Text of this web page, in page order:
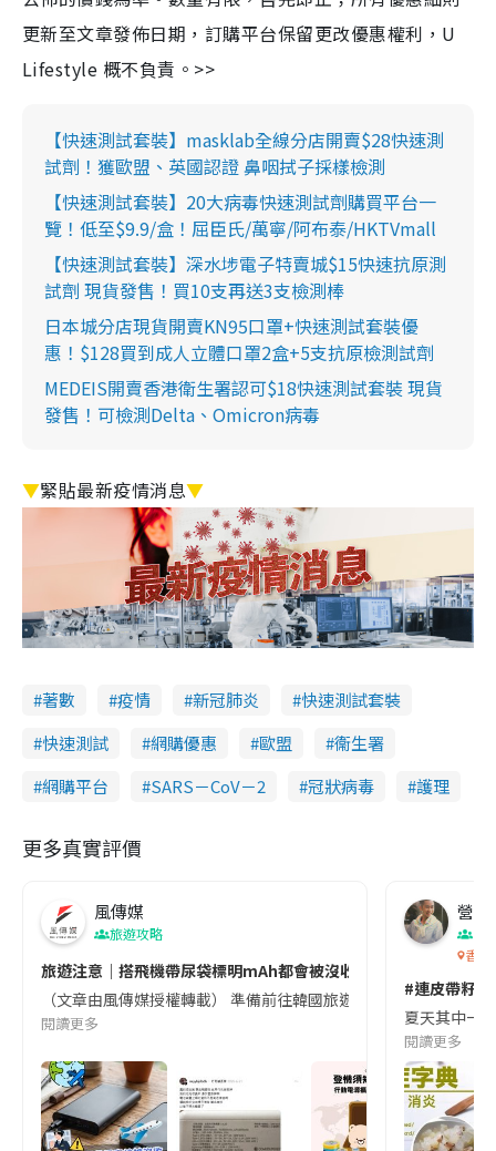
更新至文章發佈日期，訂購平台保留更改優惠權利，U
Lifestyle 概不負責。>>
【快速測試套裝】masklab全線分店開賣$28快速測
試劑！獲歐盟、英國認證 鼻咽拭子採樣檢測
【快速測試套裝】20大病毒快速測試劑購買平台一
覽！低至$9.9/盒！屈臣氏/萬寧/阿布泰/HKTVmall
【快速測試套裝】深水埗電子特賣城$15快速抗原測
試劑 現貨發售！買10支再送3支檢測棒
日本城分店現貨開賣KN95口罩+快速測試套裝優
惠！$128買到成人立體口罩2盒+5支抗原檢測試劑
MEDEIS開賣香港衛生署認可$18快速測試套裝 現貨
發售！可檢測Delta、Omicron病毒
▼緊貼最新疫情消息▼
著數 疫情 新冠肺炎
快速測試套裝
快速測試
網購優惠 歐盟
衞生署
網購平台
SARS－CoV－2 冠狀病毒 護理
更多真實評價
風傳媒
旅遊攻略
旅遊注意｜搭飛機帶尿袋標明mAh都會被沒收😱出發前切記檢查
（文章由風傳媒授權轉載） 準備前往韓國旅遊的民眾，近期要
閱讀更多
營養
香港
#連皮帶籽
夏天其中一
閱讀更多